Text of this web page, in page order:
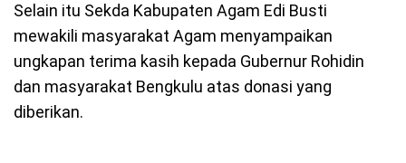
Selain itu Sekda Kabupaten Agam Edi Busti
mewakili masyarakat Agam menyampaikan
ungkapan terima kasih kepada Gubernur Rohidin
dan masyarakat Bengkulu atas donasi yang
diberikan.